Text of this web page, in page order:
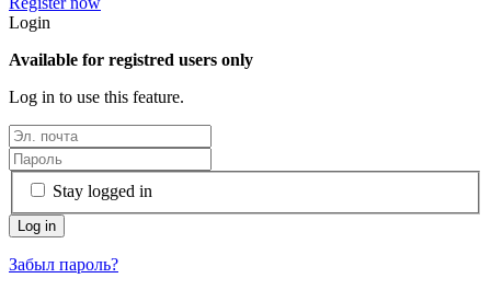
Login
Available for registred users only
Log in to use this feature.
Stay logged in
Забыл пароль?